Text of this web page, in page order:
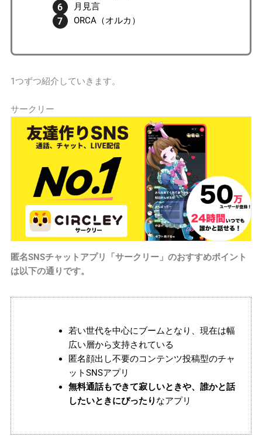
実際に起きたトラブル事例（5つのパターン）
5そもそも匿名SNSチャットアプリとは
匿名SNSチャットアプリのデメリット
6匿名SNSチャットアプリの選び方
6-1｜操作のしやすさ
6-2｜ユーザーの民度
無料利用が可能か
匿名SNSチャットアプリに関するよくある質問
7-1｜
匿名SNSチャットは無料利用できますか？
7-2｜匿名SNSチャットだけでなく、顔出し配信できるも
のはありますか？
8まとめ
月見言
ORCA（オルカ）
1つずつ紹介していきます。
サークリー
匿名SNSチャットアプリ「サークリー」のおすすめポイント
は以下の通りです。
若い世代を中心にブームとなり、現在は幅
広い層から支持されている
匿名顔出し不要のコンテンツ投稿型のチャ
ットSNSアプリ
無料通話もできて寂しいときや、誰かと話
したいときにぴったり なアプリ